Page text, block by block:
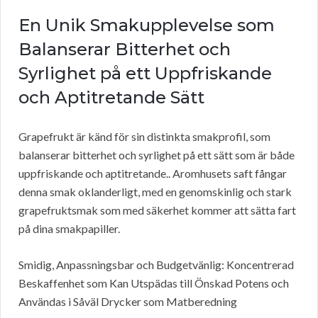
En Unik Smakupplevelse som
Balanserar Bitterhet och
Syrlighet på ett Uppfriskande
och Aptitretande Sätt
Grapefrukt är känd för sin distinkta smakprofil, som
balanserar bitterhet och syrlighet på ett sätt som är både
uppfriskande och aptitretande.. Aromhusets saft fångar
denna smak oklanderligt, med en genomskinlig och stark
grapefruktsmak som med säkerhet kommer att sätta fart
på dina smakpapiller.
Smidig, Anpassningsbar och Budgetvänlig: Koncentrerad
Beskaffenhet som Kan Utspädas till Önskad Potens och
Användas i Såväl Drycker som Matberedning